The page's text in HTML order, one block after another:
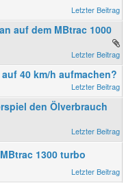
auf dem MBtrac 1000
40 km/h aufmachen?
den Ölverbrauch
1300 turbo